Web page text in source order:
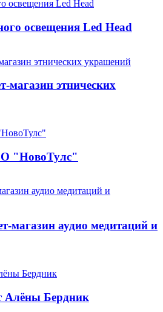
освещения Led Head
магазин этнических
"НовоТулс"
магазин аудио медитаций и
Алёны Бердник